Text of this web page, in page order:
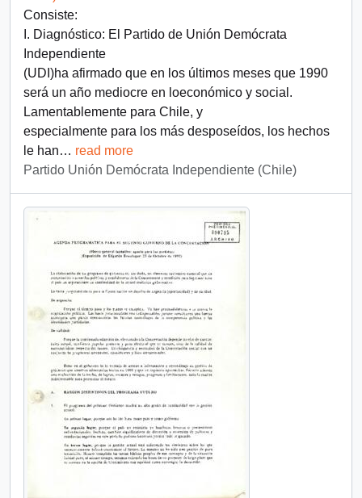
Consiste:
I. Diagnóstico: El Partido de Unión Demócrata
Independiente
(UDI)ha afirmado que en los últimos meses que 1990
será un año mediocre en loeconómico y social.
Lamentablemente para Chile, y
especialmente para los más desposeídos, los hechos
le han… read more
Partido Unión Demócrata Independiente (Chile)